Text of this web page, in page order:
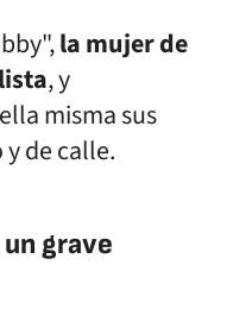
la mujer de
, y
misma sus
de calle.
grave